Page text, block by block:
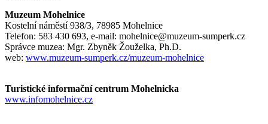
Muzeum Mohelnice
Kostelní náměstí 938/3, 78985 Mohelnice
Telefon: 583 430 693, e-mail: mohelnice@muzeum-sumperk.cz
Správce muzea: Mgr. Zbyněk Žouželka, Ph.D.
web: www.muzeum-sumperk.cz/muzeum-mohelnice
Turistické informační centrum Mohelnicka
www.infomohelnice.cz